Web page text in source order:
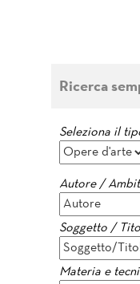
Ricerca
Seleziona il
Autore /
Soggetto /
Materia e